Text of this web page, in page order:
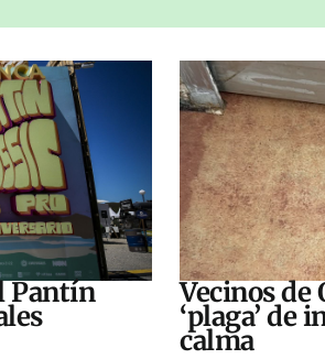
Pantín Vecinos de
‘plaga’ de
calma